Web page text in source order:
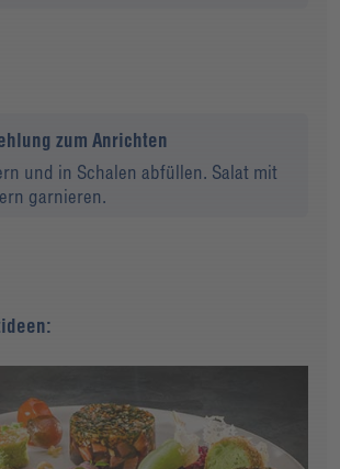
zum Anrichten
und in Schalen abfüllen. Salat mit
garnieren.